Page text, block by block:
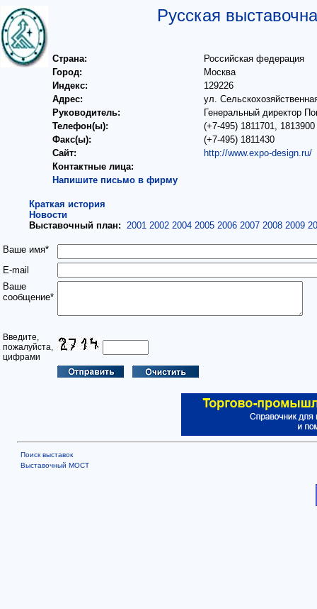
Русская
Страна:
Российская федерация
Город:
Москва
Индекс:
129226
Адрес:
ул.
Руководитель:
Генеральный директор
Телефон(ы):
(+7-495) 1811701, 1813900
Факс(ы):
(+7-495) 1811430
Сайт:
http://www.expo-design.ru/
Контактные лица:
Напишите письмо в фирму
Краткая история
Новости
Выставочный план: 2001 2002 2004 2005 2006 2007 2008 2009
Ваше имя*
E-mail
Ваше
сообщение*
Введите,
пожалуйста,
цифрами
Поиск выставок
Выставочный МОСТ